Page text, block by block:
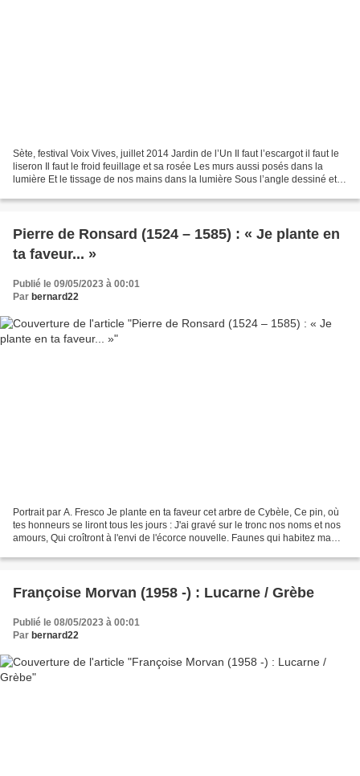
Sète, festival Voix Vives, juillet 2014 Jardin de l’Un Il faut l’escargot il faut le
liseron Il faut le froid feuillage et sa rosée Les murs aussi posés dans la
lumière Et le tissage de nos mains dans la lumière Sous l’angle dessiné et
Pierre de Ronsard (1524 – 1585) : « Je plante en
ta faveur... »
Publié le 09/05/2023 à 00:01
Par bernard22
Portrait par A. Fresco Je plante en ta faveur cet arbre de Cybèle, Ce pin, où
tes honneurs se liront tous les jours : J'ai gravé sur le tronc nos noms et nos
amours, Qui croîtront à l'envi de l'écorce nouvelle. Faunes qui habitez ma
Françoise Morvan (1958 -) : Lucarne / Grèbe
Publié le 08/05/2023 à 00:01
Par bernard22